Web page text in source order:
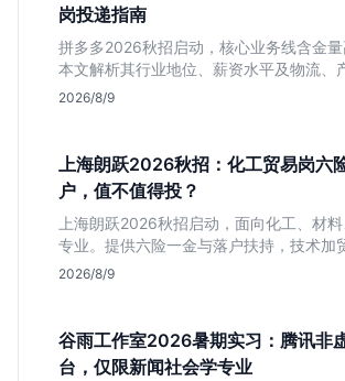
岗投递指南
拼多多2026秋招启动，核心业务线含金量
本文解析其行业地位、薪资水平及物流、
略，助你判断是否适合这种高强度职业起
2026/8/9
上海朗跃2026秋招：化工贸易岗六
户，值不值得投？
上海朗跃2026秋招启动，面向化工、材
专业。提供六险一金与落户扶持，技术加
模式稳定性高。本文解读岗位需求与福利
2026/8/9
谷雨工作室2026暑期实习：腾讯非
台，仅限新闻社会学专业